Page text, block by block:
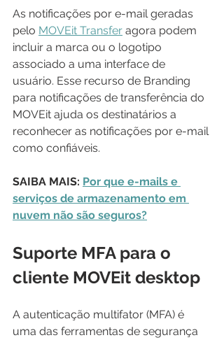
As notificações por e-mail geradas
pelo MOVEit Transfer agora podem
incluir a marca ou o logotipo
associado a uma interface de
usuário. Esse recurso de Branding
para notificações de transferência do
MOVEit ajuda os destinatários a
reconhecer as notificações por e-mail
como confiáveis.
SAIBA MAIS: Por que e-mails e
serviços de armazenamento em
nuvem não são seguros?
Suporte MFA para o
cliente MOVEit desktop
A autenticação multifator (MFA) é
uma das ferramentas de segurança